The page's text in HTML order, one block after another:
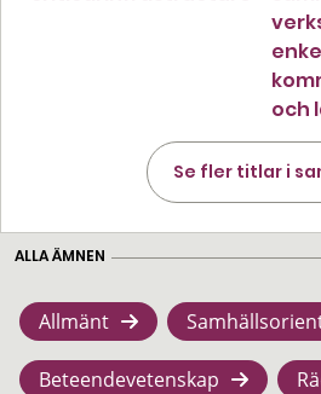
och
Se fler titlar i
ALLA ÄMNEN
Allmänt
Beteendevetenskap